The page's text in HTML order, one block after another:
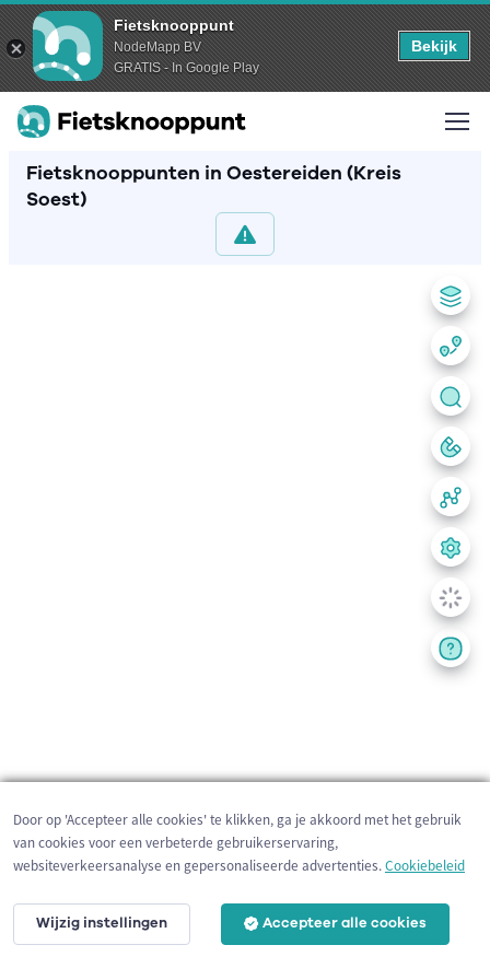
Fietsknooppunt
NodeMapp BV
GRATIS - In Google Play
Bekijk
Fietsknooppunten in Oestereiden (Kreis
Soest)
200 m
Door op 'Accepteer alle cookies' te klikken, ga je akkoord met het gebruik
van cookies voor een verbeterde gebruikerservaring,
websiteverkeersanalyse en gepersonaliseerde advertenties.Cookiebeleid
Wijzig instellingen Accepteer alle cookies